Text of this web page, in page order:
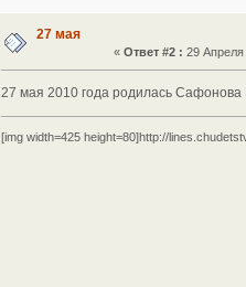
27 мая
«Ответ #2 : 29
27 мая 2010 года родилась Сафонова
[img width=425 height=80]http://